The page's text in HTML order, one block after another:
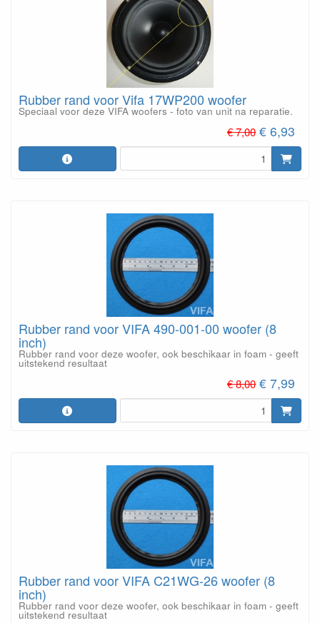
Rubber rand voor Vifa 17WP200 woofer
Speciaal voor deze VIFA woofers - foto van unit na reparatie.
€ 7,00 € 6,93
Rubber rand voor VIFA 490-001-00 woofer (8
inch)
Rubber rand voor deze woofer, ook beschikaar in foam - geeft
uitstekend resultaat
€ 8,00 € 7,99
Rubber rand voor VIFA C21WG-26 woofer (8
inch)
Rubber rand voor deze woofer, ook beschikaar in foam - geeft
uitstekend resultaat